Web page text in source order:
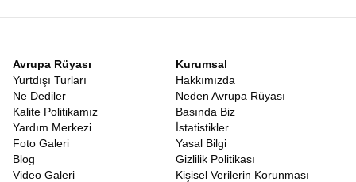
Avrupa Rüyası
Yurtdışı Turları
Ne Dediler
Kalite Politikamız
Yardım Merkezi
Foto Galeri
Blog
Video Galeri
Kurumsal
Hakkımızda
Neden Avrupa Rüyası
Basında Biz
İstatistikler
Yasal Bilgi
Gizlilik Politikası
Kişisel Verilerin Korunması